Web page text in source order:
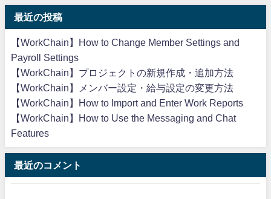
最近の投稿
【WorkChain】How to Change Member Settings and
Payroll Settings
【WorkChain】プロジェクトの新規作成・追加方法
【WorkChain】メンバー設定・給与設定の変更方法
【WorkChain】How to Import and Enter Work Reports
【WorkChain】How to Use the Messaging and Chat
Features
最近のコメント